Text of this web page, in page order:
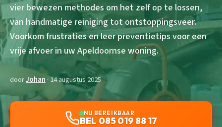
vier bewezen methodes om het zelf op te lossen,
van handmatige reiniging tot ontstoppingsveer.
Voorkom frustraties en leer preventietips voor een
vrije afvoer in uw Apeldoornse woning.
doorJohan · 14 augustus 2025
NU BEREIKBAAR
BEL 085 019 88 17